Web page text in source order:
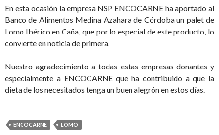
En esta ocasión la empresa NSP ENCOCARNE ha aportado al
Banco de Alimentos Medina Azahara de Córdoba un palet de
Lomo Ibérico en Caña, que por lo especial de este producto, lo
convierte en noticia de primera.
Nuestro agradecimiento a todas estas empresas donantes y
especialmente a ENCOCARNE que ha contribuido a que la
dieta de los necesitados tenga un buen alegrón en estos días.
ENCOCARNE LOMO